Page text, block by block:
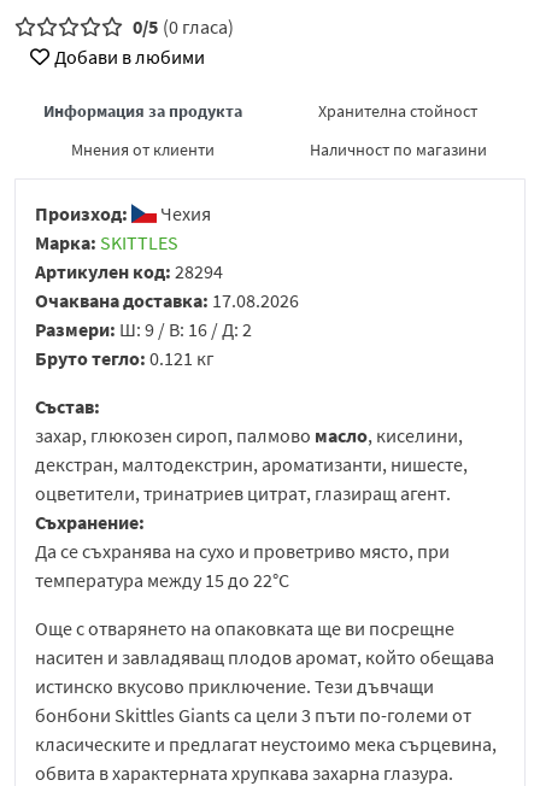
0/5 (0 гласа)
Добави в любими
Информация за продукта
Хранителна стойност
Мнения от клиенти
Наличност по магазини
Произход:
Чехия
Марка: SKITTLES
Артикулен код: 28294
Очаквана доставка: 17.08.2026
Размери: Ш: 9 / В: 16 / Д: 2
Бруто тегло: 0.121 кг
Състав:
захар, глюкозен сироп, палмово масло, киселини,
декстран, малтодекстрин, ароматизанти, нишесте,
оцветители, тринатриев цитрат, глазиращ агент.
Съхранение:
Да се съхранява на сухо и проветриво място, при
температура между 15 до 22°C
Още с отварянето на опаковката ще ви посрещне
наситен и завладяващ плодов аромат, който обещава
истинско вкусово приключение. Тези дъвчащи
бонбони Skittles Giants са цели 3 пъти по-големи от
класическите и предлагат неустоимо мека сърцевина,
обвита в характерната хрупкава захарна глазура.